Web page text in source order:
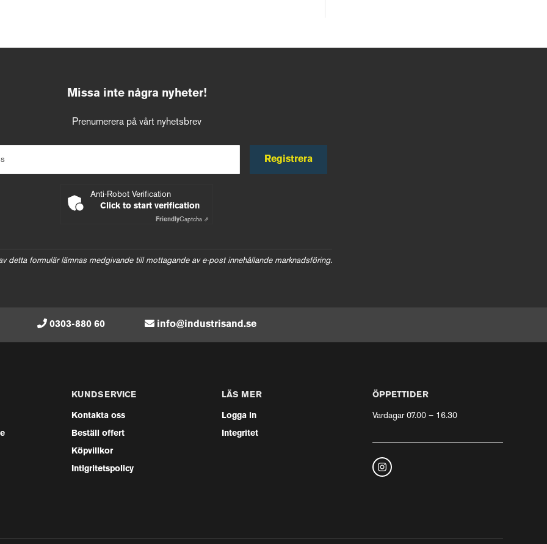
Missa inte några nyheter!
Prenumerera på vårt nyhetsbrev
Registrera
Anti-Robot Verification
Click to start verification
FriendlyCaptcha ⇗
detta formulär lämnas medgivande till mottagande av e-post innehållande marknadsföring.
0303-880 60 info@industrisand.se
KUNDSERVICE
Kontakta oss
Beställ offert
Köpvillkor
Intigritetspolicy
LÄS MER
Logga in
Integritet
ÖPPETTIDER
Vardagar 07.00 – 16.30